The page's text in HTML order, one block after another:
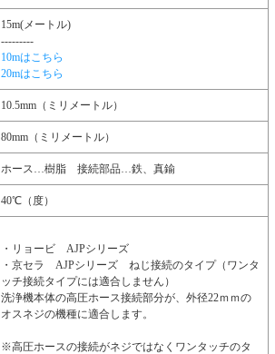
15m(メートル)
---------
10mはこちら
20mはこちら
10.5mm（ミリメートル）
80mm（ミリメートル）
ホース…樹脂 接続部品…鉄、真鍮
40℃（度）
・リョービ AJPシリーズ
・京セラ AJPシリーズ ねじ接続のタイプ（ワンタ
ッチ接続タイプには適合しません）
洗浄機本体の高圧ホース接続部分が、外径22ｍｍの
オスネジの機種に適合します。
※高圧ホースの接続がネジではなくワンタッチのタ